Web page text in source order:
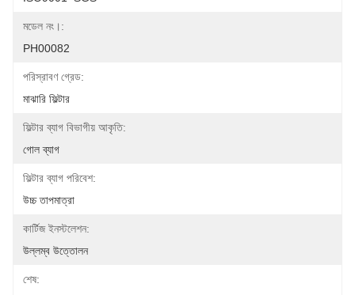
মডেল নং।:
PH00082
পরিস্রাবণ গ্রেড:
মাঝারি ফিল্টার
ফিল্টার ব্যাগ বিভাগীয় আকৃতি:
গোল ব্যাগ
ফিল্টার ব্যাগ পরিবেশ:
উচ্চ তাপমাত্রা
কার্টিজ ইনস্টলেশন:
উল্লম্ব উত্তোলন
শেষ: